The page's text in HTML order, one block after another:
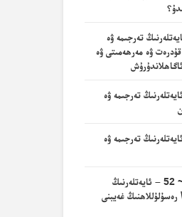
63 ~67 – ئايەتلەرنىڭ تەرجىمە ۋە
ۋە مەرھەمىتى ۋە
60 ~ 62 – ئايەتلەرنىڭ تەرجىمە ۋە
53 ~ 59 – ئايەتلەرنىڭ تەرجىمە ۋە
ئەنئام سۈرىسى، 50 ~ 52 – ئايەتلەرنىڭ
غەيبنى